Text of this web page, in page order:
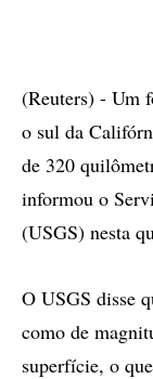
(Reuters) - Um
o sul da
de 320
informou o
(USGS) nesta
O USGS disse
como de
superfície, o